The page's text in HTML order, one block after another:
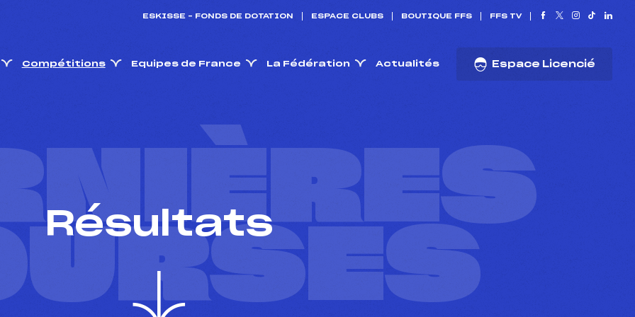
ESKISSE – FONDS DE DOTATION ESPACE CLUBS BOUTIQUE FFS FFS TV
Compétitions Equipes de France La Fédération Actualités Espace Licencié
Résultats